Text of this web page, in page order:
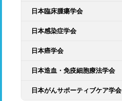
日本臨床腫瘍学会
日本感染症学会
日本癌学会
日本造血・免疫細胞療法学会
日本がんサポーティブケア学会